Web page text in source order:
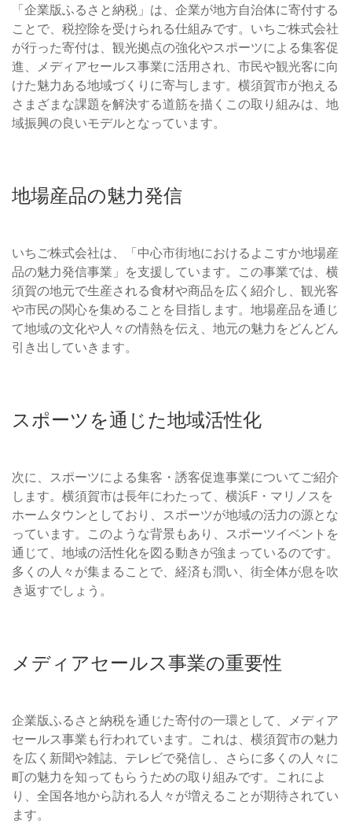
「企業版ふるさと納税」は、企業が地方自治体に寄付する
ことで、税控除を受けられる仕組みです。いちご株式会社
が行った寄付は、観光拠点の強化やスポーツによる集客促
進、メディアセールス事業に活用され、市民や観光客に向
けた魅力ある地域づくりに寄与します。横須賀市が抱える
さまざまな課題を解決する道筋を描くこの取り組みは、地
域振興の良いモデルとなっています。
地場産品の魅力発信
いちご株式会社は、「中心市街地におけるよこすか地場産
品の魅力発信事業」を支援しています。この事業では、横
須賀の地元で生産される食材や商品を広く紹介し、観光客
や市民の関心を集めることを目指します。地場産品を通じ
て地域の文化や人々の情熱を伝え、地元の魅力をどんどん
引き出していきます。
スポーツを通じた地域活性化
次に、スポーツによる集客・誘客促進事業についてご紹介
します。横須賀市は長年にわたって、横浜F・マリノスを
ホームタウンとしており、スポーツが地域の活力の源とな
っています。このような背景もあり、スポーツイベントを
通じて、地域の活性化を図る動きが強まっているのです。
多くの人々が集まることで、経済も潤い、街全体が息を吹
き返すでしょう。
メディアセールス事業の重要性
企業版ふるさと納税を通じた寄付の一環として、メディア
セールス事業も行われています。これは、横須賀市の魅力
を広く新聞や雑誌、テレビで発信し、さらに多くの人々に
町の魅力を知ってもらうための取り組みです。これによ
り、全国各地から訪れる人々が増えることが期待されてい
ます。